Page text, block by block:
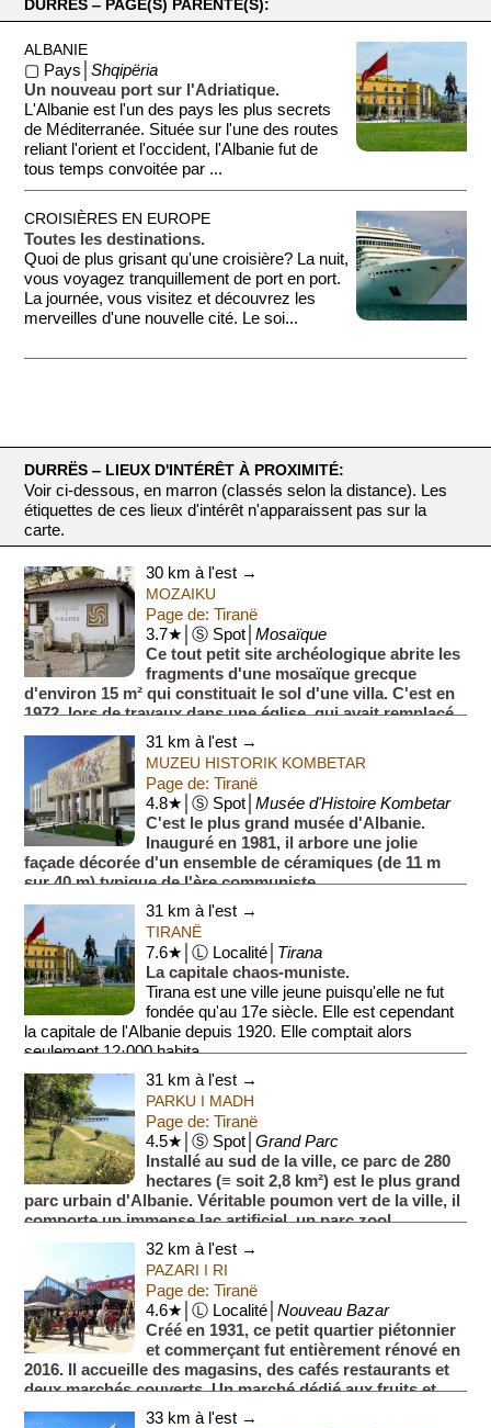
DURRËS ‒ PAGE(S) PARENTE(S):
ALBANIE
▢ Pays│Shqipëria
Un nouveau port sur l'Adriatique.
L'Albanie est l'un des pays les plus secrets
de Méditerranée. Située sur l'une des routes
reliant l'orient et l'occident, l'Albanie fut de
tous temps convoitée par ...
CROISIÈRES EN EUROPE
Toutes les destinations.
Quoi de plus grisant qu'une croisière? La nuit,
vous voyagez tranquillement de port en port.
La journée, vous visitez et découvrez les
merveilles d'une nouvelle cité. Le soi...
DURRËS ‒ LIEUX D'INTÉRÊT À PROXIMITÉ:
Voir ci-dessous, en marron (classés selon la distance). Les
étiquettes de ces lieux d'intérêt n'apparaissent pas sur la
carte.
30 km à l'est →
MOZAIKU
Page de: Tiranë
3.7★│Ⓢ Spot│Mosaïque
Ce tout petit site archéologique abrite les
fragments d'une mosaïque grecque
d'environ 15 m² qui constituait le sol d'une villa. C'est en
1972, lors de travaux dans une église, qui avait remplacé
l...
31 km à l'est →
MUZEU HISTORIK KOMBETAR
Page de: Tiranë
4.8★│Ⓢ Spot│Musée d'Histoire Kombetar
C'est le plus grand musée d'Albanie.
Inauguré en 1981, il arbore une jolie
façade décorée d'un ensemble de céramiques (de 11 m
sur 40 m) typique de l'ère communiste.
Bien que souffrant d'une ...
31 km à l'est →
TIRANË
7.6★│Ⓛ Localité│ Tirana
La capitale chaos-muniste.
Tirana est une ville jeune puisqu'elle ne fut
fondée qu'au 17e siècle. Elle est cependant
la capitale de l'Albanie depuis 1920. Elle comptait alors
seulement 12·000 habita...
31 km à l'est →
PARKU I MADH
Page de: Tiranë
4.5★│Ⓢ Spot│Grand Parc
Installé au sud de la ville, ce parc de 280
hectares (≡ soit 2,8 km²) est le plus grand
parc urbain d'Albanie. Véritable poumon vert de la ville, il
comporte un immense lac artificiel, un parc zool...
32 km à l'est →
PAZARI I RI
Page de: Tiranë
4.6★│Ⓛ Localité│Nouveau Bazar
Créé en 1931, ce petit quartier piétonnier
et commerçant fut entièrement rénové en
2016. Il accueille des magasins, des cafés restaurants et
deux marchés couverts. Un marché dédié aux fruits et
lég...
33 km à l'est →